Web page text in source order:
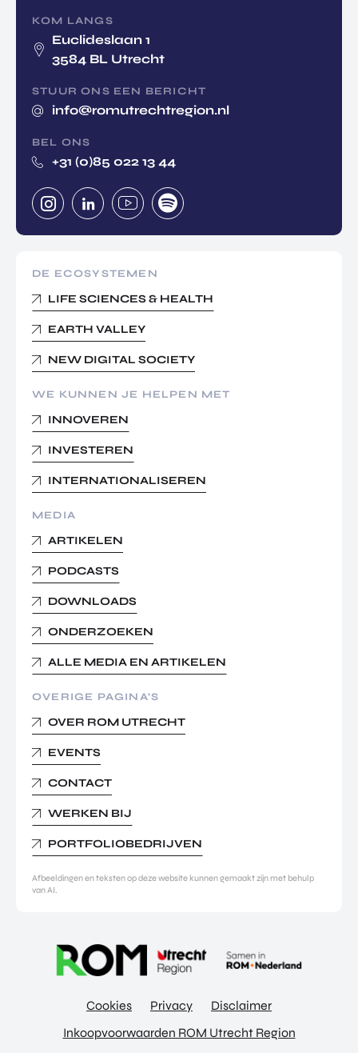
KOM LANGS
Euclideslaan 1
3584 BL Utrecht
STUUR ONS EEN BERICHT
info@romutrechtregion.nl
BEL ONS
+31 (0)85 022 13 44
DE ECOSYSTEMEN
LIFE SCIENCES & HEALTH
EARTH VALLEY
NEW DIGITAL SOCIETY
WE KUNNEN JE HELPEN MET
INNOVEREN
INVESTEREN
INTERNATIONALISEREN
MEDIA
ARTIKELEN
PODCASTS
DOWNLOADS
ONDERZOEKEN
ALLE MEDIA EN ARTIKELEN
OVERIGE PAGINA’S
OVER ROM UTRECHT
EVENTS
CONTACT
WERKEN BIJ
PORTFOLIOBEDRIJVEN
Afbeeldingen en teksten op deze website kunnen gemaakt zijn met behulp
van AI.
Cookies Privacy
Disclaimer
Inkoopvoorwaarden ROM Utrecht Region